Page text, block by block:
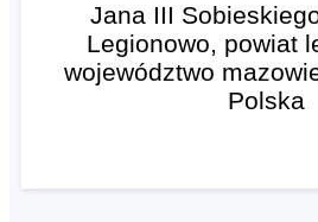
Jana III
Legionowo, powiat
województwo
Polska